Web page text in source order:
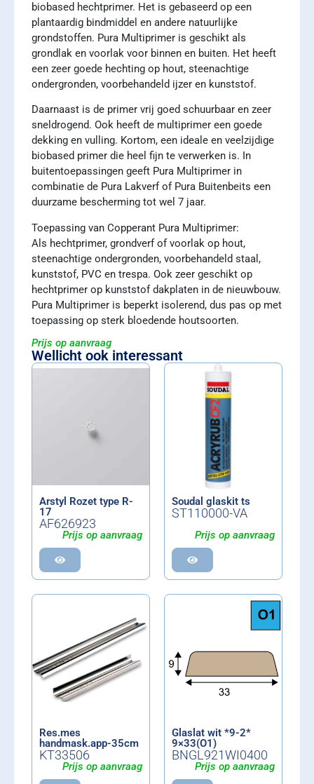
biobased hechtprimer. Het is gebaseerd op een
plantaardig bindmiddel en andere natuurlijke
grondstoffen. Pura Multiprimer is geschikt als
grondlak en voorlak voor binnen en buiten. Het heeft
een zeer goede hechting op hout, steenachtige
ondergronden, voorbehandeld ijzer en kunststof.
Daarnaast is de primer vrij goed schuurbaar en zeer
sneldrogend. Ook heeft de multiprimer een goede
dekking en vulling. Kortom, een ideale en veelzijdige
biobased primer die heel fijn te verwerken is. In
buitentoepassingen geeft Pura Multiprimer in
combinatie de Pura Lakverf of Pura Buitenbeits een
duurzame bescherming tot wel 7 jaar.
Toepassing van Copperant Pura Multiprimer:
Als hechtprimer, grondverf of voorlak op hout,
steenachtige ondergronden, voorbehandeld staal,
kunststof, PVC en trespa. Ook zeer geschikt op
hechtprimer op kunststof dakplaten in de nieuwbouw.
Pura Multiprimer is beperkt isolerend, dus pas op met
toepassing op sterk bloedende houtsoorten.
Prijs op aanvraag
Wellicht ook interessant
Arstyl Rozet type R-
17
AF626923
Prijs op aanvraag
Soudal glaskit ts
ST110000-VA
Prijs op aanvraag
Res.mes
handmask.app-35cm
KT33506
Prijs op aanvraag
Glaslat wit *9-2*
9×33(O1)
BNGL921WI0400
Prijs op aanvraag